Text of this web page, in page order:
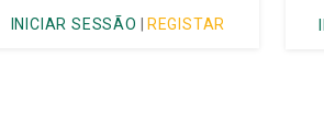
INICIAR SESSÃO REGISTAR